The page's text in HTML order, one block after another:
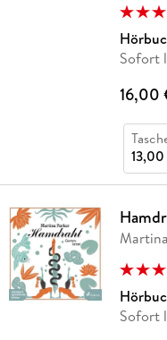
Sofort
16,00
Sofort